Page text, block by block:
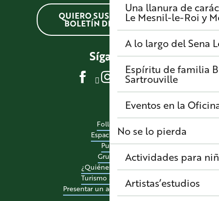
Una llanura de
Le Mesnil-le-Roi y
A lo largo del Sena
Espíritu de familia
Sartrouville
Eventos en la
No se lo pierda
Actividades para
Artistas’estudios
QUIERO SUSCRIBIRME AL
BOLETÍN DE NOTICIAS
Síganos
Folletos
Espacio pro
Pulse
Grupos
¿Quiénes somos?
Turismo accesible
Presentar un acontecimiento